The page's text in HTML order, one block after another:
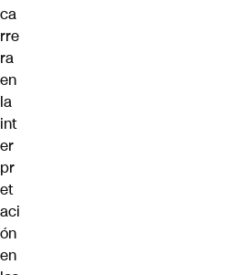
ca
rre
ra
en
la
int
er
pr
et
aci
ón
en